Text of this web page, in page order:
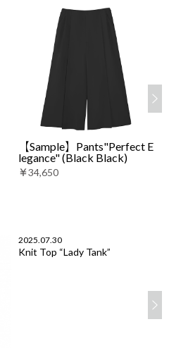
【Sample】Pants"Perfect E
legance" (Black Black)
￥34,650
2025.07.30
Knit Top “Lady Tank”